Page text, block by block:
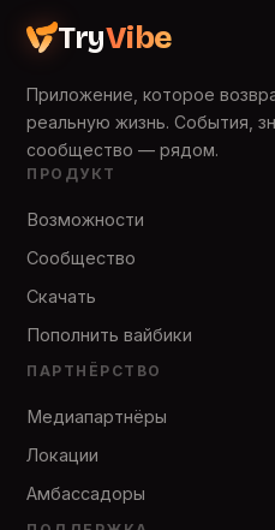
TryVibe
Приложение, которое
реальную жизнь. События,
сообщество — рядом.
ПРОДУКТ
Возможности
Сообщество
Скачать
Пополнить вайбики
ПАРТНЁРСТВО
Медиапартнёры
Локации
Амбассадоры